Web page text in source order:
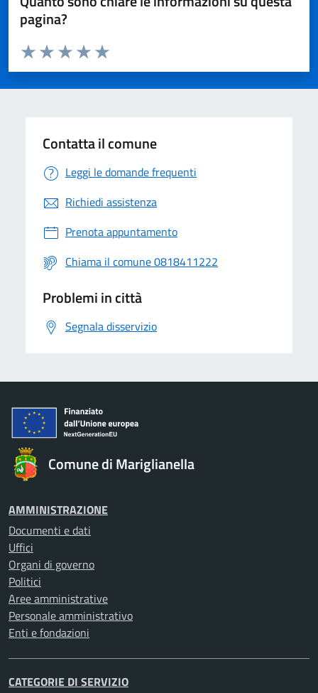
pagina?
Valuta da 1 a 5 stelle la pagina
Valuta 5 stelle su 5
Valuta 4 stelle su 5
Valuta 3 stelle su 5
Valuta 2 stelle su 5
Valuta 1 stelle su 5
Contatta il comune
Leggi le domande frequenti
Richiedi assistenza
Prenota appuntamento
Chiama il comune 0818411222
Problemi in città
Segnala disservizio
Comune di Mariglianella
AMMINISTRAZIONE
Documenti e dati
Uffici
Organi di governo
Politici
Aree amministrative
Personale amministrativo
Enti e fondazioni
CATEGORIE DI SERVIZIO